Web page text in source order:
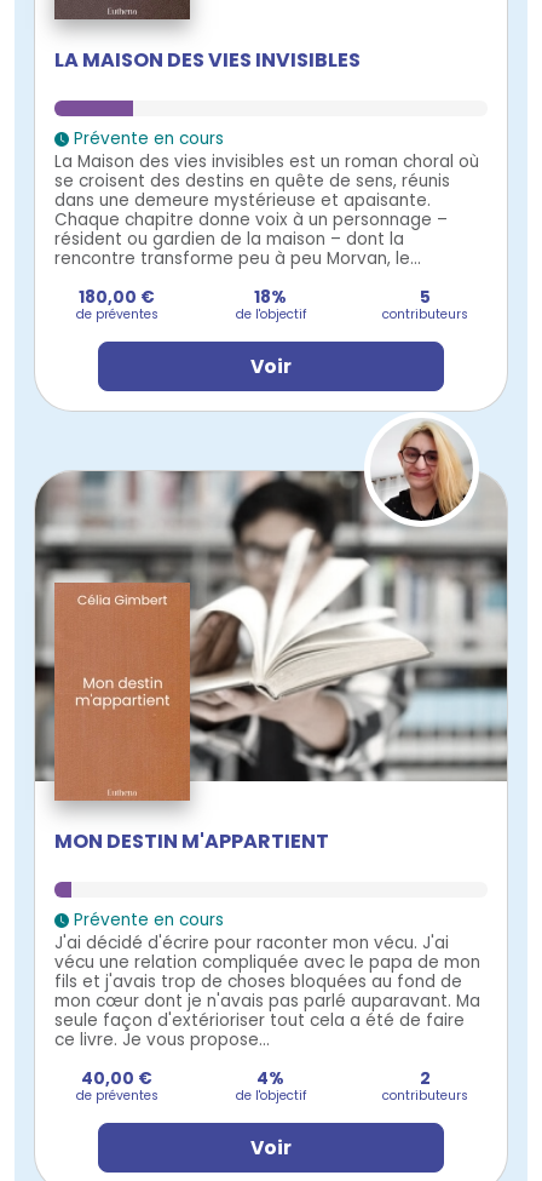
LA MAISON DES VIES INVISIBLES
Prévente en cours
La Maison des vies invisibles est un roman choral où
se croisent des destins en quête de sens, réunis
dans une demeure mystérieuse et apaisante.
Chaque chapitre donne voix à un personnage –
résident ou gardien de la maison – dont la
rencontre transforme peu à peu Morvan, le...
180,00 €
de préventes
18%
de l'objectif
5
contributeurs
Voir
MON DESTIN M'APPARTIENT
Prévente en cours
J'ai décidé d'écrire pour raconter mon vécu. J'ai
vécu une relation compliquée avec le papa de mon
fils et j'avais trop de choses bloquées au fond de
mon cœur dont je n'avais pas parlé auparavant. Ma
seule façon d'extérioriser tout cela a été de faire
ce livre. Je vous propose...
40,00 €
de préventes
4%
de l'objectif
2
contributeurs
Voir